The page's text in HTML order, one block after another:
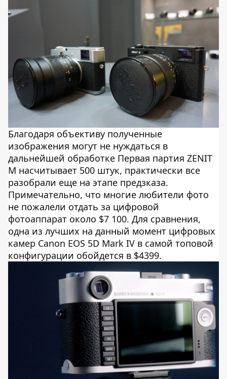
Благодаря объективу полученные
изображения могут не нуждаться в
дальнейшей обработке Первая партия ZENIT
M насчитывает 500 штук, практически все
разобрали еще на этапе предзказа.
Примечательно, что многие любители фото
не пожалели отдать за цифровой
фотоаппарат около $7 100. Для сравнения,
одна из лучших на данный момент цифровых
камер Canon EOS 5D Mark IV в самой топовой
конфигурации обойдется в $4399.